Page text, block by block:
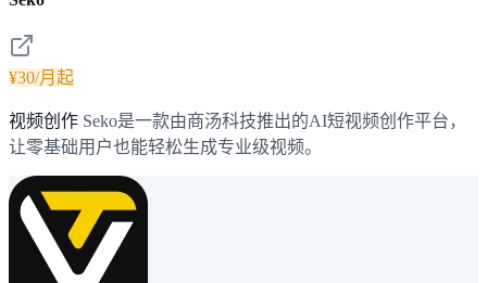
¥30/月起
视频创作 Seko是一款由商汤科技推出的AI短视频创作平台，
让零基础用户也能轻松生成专业级视频。